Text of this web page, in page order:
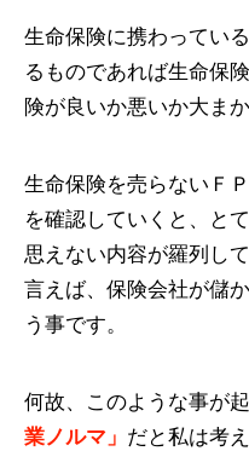
生命保険に携わってい
るものであれば生命保
険が良いか悪いか大ま
生命保険を売らないＦ
を確認していくと、と
思えない内容が羅列し
言えば、保険会社が儲
う事です。
何故、このような事が
業ノルマ」 だと私は考